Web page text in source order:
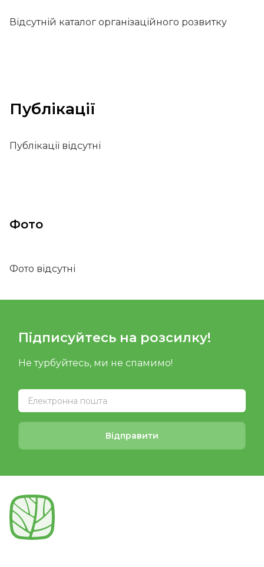
Відсутній каталог організаційного розвитку
Публікації
Публікації відсутні
Фото
Фото відсутні
Підписуйтесь на розсилку!
Не турбуйтесь, ми не спамимо!
Відправити